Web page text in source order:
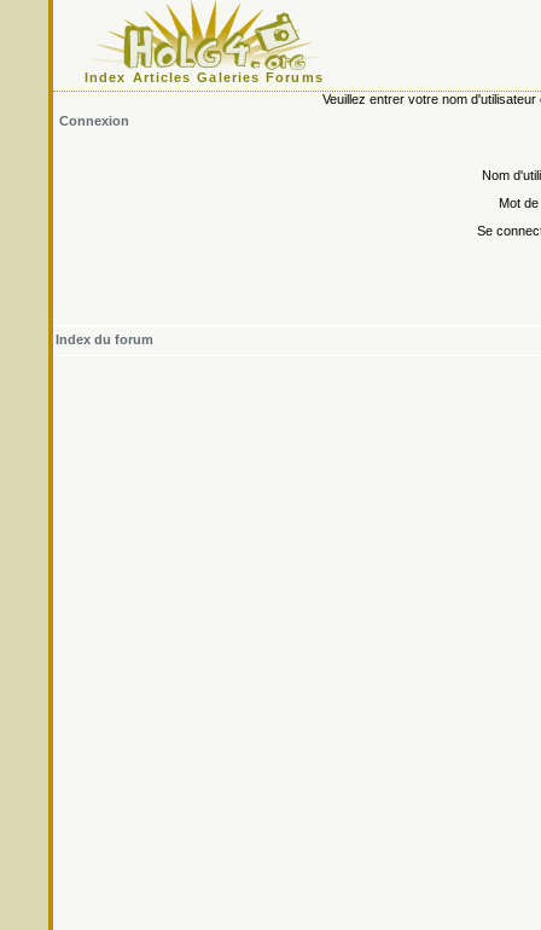
Index Articles Galeries Forums
Veuillez entrer votre nom
Connexion
Nom
Mot
Se
Index du forum